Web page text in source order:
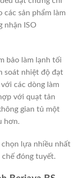
các sản phẩm làm
nhận ISO
bảo làm lạnh tối
soát nhiệt độ đạt
các dòng làm
với quạt tản
gian tủ một
hơn.
lựa nhiều nhất
đóng tuyết.